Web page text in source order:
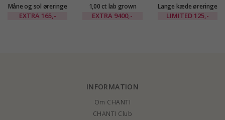
Måne og sol øreringe
i forgyldt messing -
EXTRA 165,-
1,00 ct lab grown
diamant ring i 14
EXTRA 9400,-
Lange kæde øreringe
i forgyldt messing -
LIMITED 125,-
INFORMATION
Om CHANTI
CHANTI Club